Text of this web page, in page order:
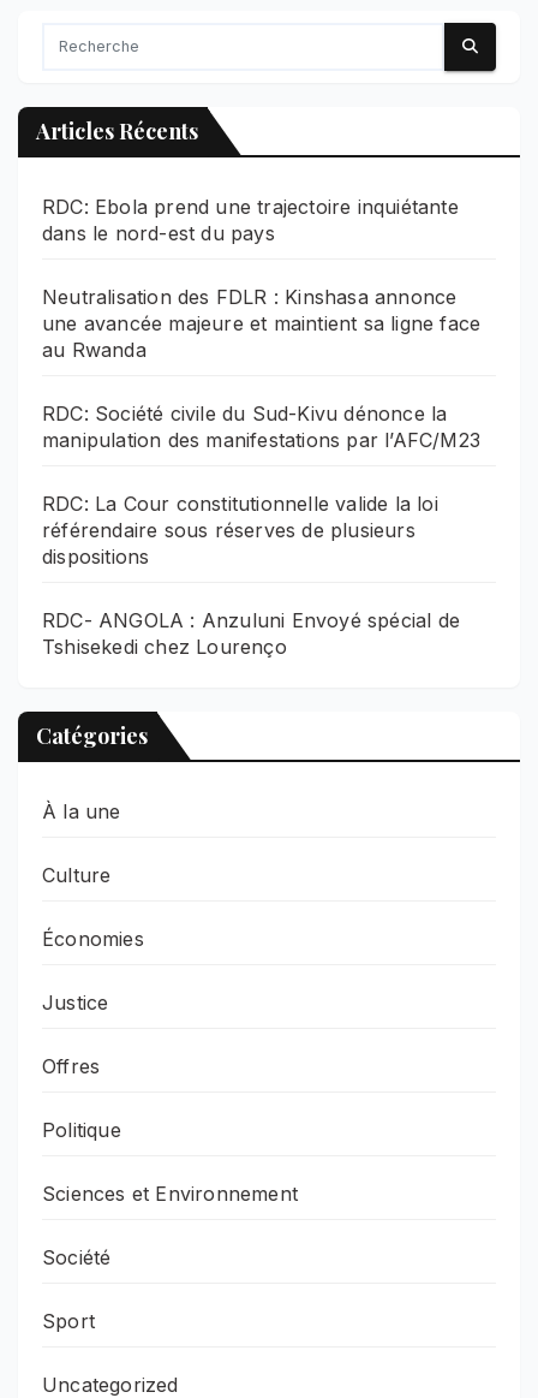
Articles Récents
RDC: Ebola prend une trajectoire inquiétante
dans le nord-est du pays
Neutralisation des FDLR : Kinshasa annonce
une avancée majeure et maintient sa ligne face
au Rwanda
RDC: Société civile du Sud-Kivu dénonce la
manipulation des manifestations par l’AFC/M23
RDC: La Cour constitutionnelle valide la loi
référendaire sous réserves de plusieurs
dispositions
RDC- ANGOLA : Anzuluni Envoyé spécial de
Tshisekedi chez Lourenço
Catégories
À la une
Culture
Économies
Justice
Offres
Politique
Sciences et Environnement
Société
Sport
Uncategorized